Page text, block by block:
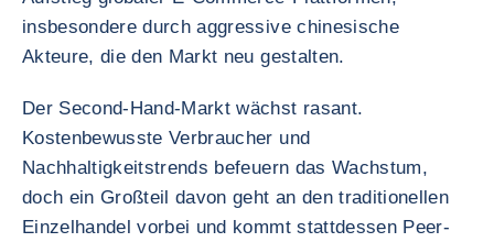
insbesondere durch aggressive chinesische
Akteure, die den Markt neu gestalten.
Der Second-Hand-Markt wächst rasant.
Kostenbewusste Verbraucher und
Nachhaltigkeitstrends befeuern das Wachstum,
doch ein Großteil davon geht an den traditionellen
Einzelhandel vorbei und kommt stattdessen Peer-